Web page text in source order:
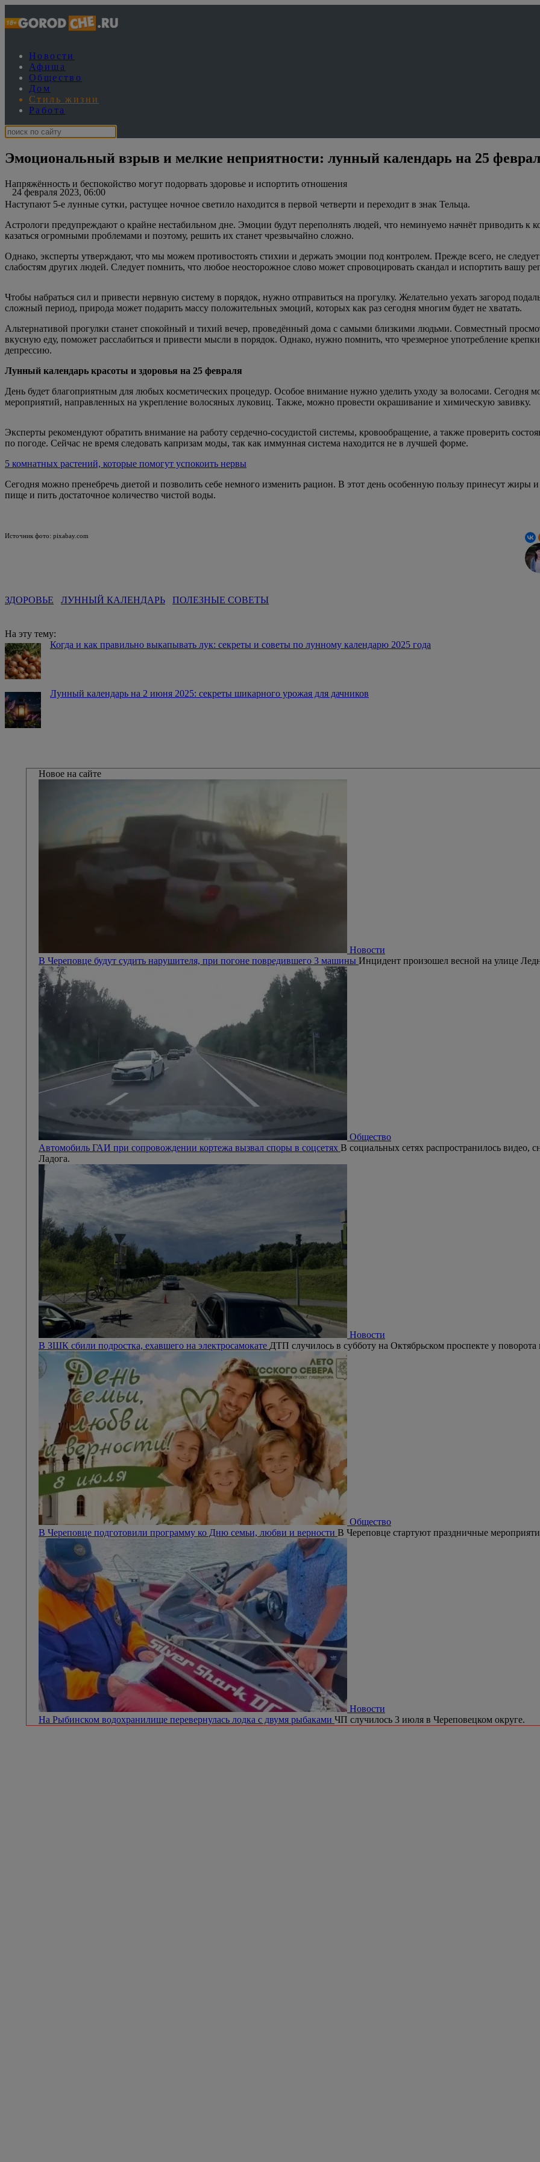
Новости
Афиша
Общество
Дом
Стиль жизни
Работа
Эмоциональный взрыв и мелкие неприятности: лунный календарь на 25
24 февраля 2023, 06:00
Напряжённость и беспокойство могут подорвать здоровье и испортить отношения
Наступают 5-е лунные сутки, растущее ночное светило находится в первой четверти и переходит в знак Тельца.
Астрологи предупреждают о крайне нестабильном дне. Эмоции будут переполнять людей, что неминуемо начнёт приводить к
казаться огромными проблемами и поэтому, решить их станет чрезвычайно сложно.
Однако, эксперты утверждают, что мы можем противостоять стихии и держать эмоции под контролем. Прежде всего, не
слабостям других людей. Следует помнить, что любое неосторожное слово может спровоцировать скандал и испортить вашу
Чтобы набраться сил и привести нервную систему в порядок, нужно отправиться на прогулку. Желательно уехать загород
сложный период, природа может подарить массу положительных эмоций, которых как раз сегодня многим будет не хватать.
Альтернативой прогулки станет спокойный и тихий вечер, проведённый дома с самыми близкими людьми. Совместный
вкусную еду, поможет расслабиться и привести мысли в порядок. Однако, нужно помнить, что чрезмерное употребление
депрессию.
Лунный календарь красоты и здоровья на 25 февраля
День будет благоприятным для любых косметических процедур. Особое внимание нужно уделить уходу за волосами. Сегодня
мероприятий, направленных на укрепление волосяных луковиц. Также, можно провести окрашивание и химическую завивку.
Эксперты рекомендуют обратить внимание на работу сердечно-сосудистой системы, кровообращение, а также проверить
по погоде. Сейчас не время следовать капризам моды, так как иммунная система находится не в лучшей форме.
5 комнатных растений, которые помогут успокоить нервы
Сегодня можно пренебречь диетой и позволить себе немного изменить рацион. В этот день особенную пользу принесут жиры
пище и пить достаточное количество чистой воды.
Источник фото: pixabay.com
ЗДОРОВЬЕ ЛУННЫЙ КАЛЕНДАРЬ ПОЛЕЗНЫЕ СОВЕТЫ
На эту тему:
Когда и как правильно выкапывать лук: секреты и советы по лунному календарю 2025 года
Лунный календарь на 2 июня 2025: секреты шикарного урожая для дачников
Новое на сайте
Новости
В Череповце будут судить нарушителя, при погоне повредившего 3 машины Инцидент произошел весной на улице
Общество
Автомобиль ГАИ при сопровождении кортежа вызвал споры в соцсетях В социальных сетях распространилось видео,
Ладога.
Новости
В ЗШК сбили подростка, ехавшего на электросамокате ДТП случилось в субботу на Октябрьском проспекте у поворота
Общество
В Череповце подготовили программу ко Дню семьи, любви и верности В Череповце стартуют праздничные
Новости
На Рыбинском водохранилище перевернулась лодка с двумя рыбаками ЧП случилось 3 июля в Череповецком округе.